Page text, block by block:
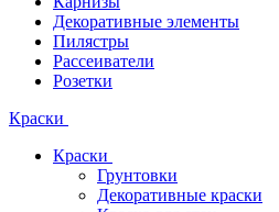
Декоративные элементы
Пилястры
Рассеиватели
Розетки
Краски
Краски
Грунтовки
Декоративные краски